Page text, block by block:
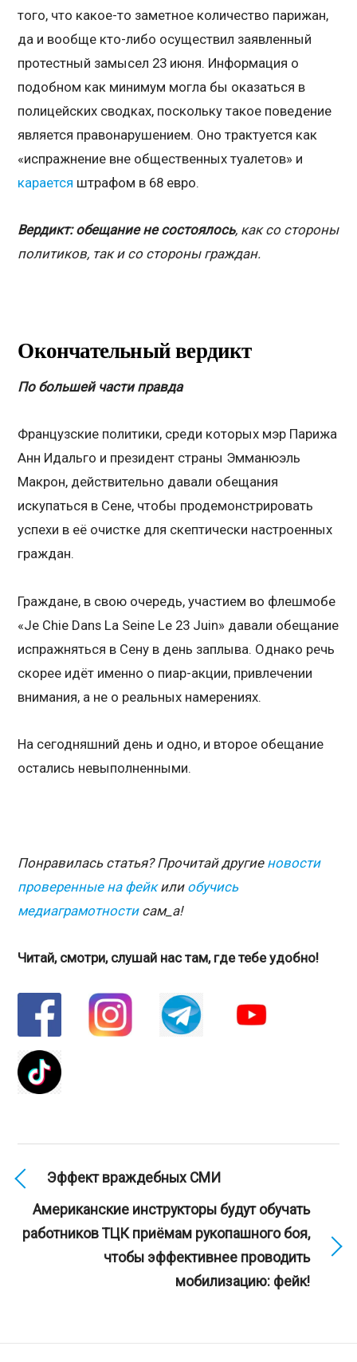
того, что какое-то заметное количество парижан,
да и вообще кто-либо осуществил заявленный
протестный замысел 23 июня. Информация о
подобном как минимум могла бы оказаться в
полицейских сводках, поскольку такое поведение
является правонарушением. Оно трактуется как
«испражнение вне общественных туалетов» и
карается штрафом в 68 евро.
Вердикт: обещание не состоялось, как со стороны
политиков, так и со стороны граждан.
Окончательный вердикт
По большей части правда
Французские политики, среди которых мэр Парижа
Анн Идальго и президент страны Эмманюэль
Макрон, действительно давали обещания
искупаться в Сене, чтобы продемонстрировать
успехи в её очистке для скептически настроенных
граждан.
Граждане, в свою очередь, участием во флешмобе
«Je Chie Dans La Seine Le 23 Juin» давали обещание
испражняться в Сену в день заплыва. Однако речь
скорее идёт именно о пиар-акции, привлечении
внимания, а не о реальных намерениях.
На сегодняшний день и одно, и второе обещание
остались невыполненными.
Понравилась статья? Прочитай другие новости
проверенные на фейкили обучись
медиаграмотностисам_а!
Читай, смотри, слушай нас там, где тебе удобно!
Эффект враждебных СМИ
Американские инструкторы будут обучать
работников ТЦК приёмам рукопашного боя,
чтобы эффективнее проводить
мобилизацию: фейк!